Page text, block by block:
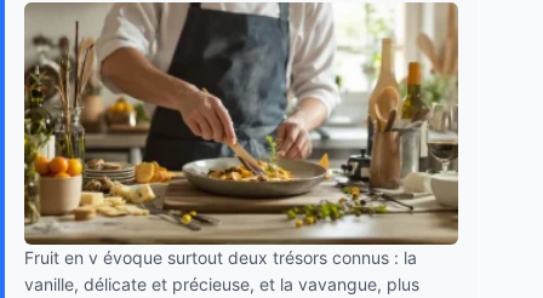
Fruit en v évoque surtout deux trésors connus : la
vanille, délicate et précieuse, et la vavangue, plus